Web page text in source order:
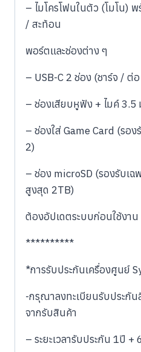
– ไมโครโฟนในตัว (โมโน)
/ สะท้อน
พอร์ตและช่องต่าง ๆ
– USB-C 2 ช่อง (ชาร์จ /
– ช่องเสียบหูฟัง + ไมค์
– ช่องใส่ Game Card (รอ
2)
– ช่อง microSD (รองรับเฉ
สูงสุด 2TB)
ต้องอัปเดตระบบก่อนใช้งาน
**********
*การรับประกันเครื่องศูนย์
-กรุณาลงทะเบียนรับประกั
จากรับสินค้า
– ระยะเวลารับประกัน 1ปี